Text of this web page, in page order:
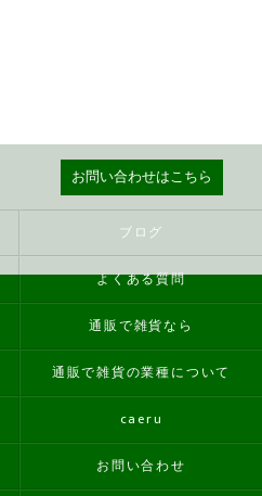
お問い合わせはこちら
ブログ
よくある質問
通販で雑貨なら
通販で雑貨の業種について
caeru
お問い合わせ